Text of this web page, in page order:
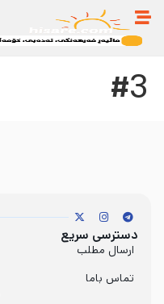
#3
دسترسی سریع
ارسال مطلب
تماس باما